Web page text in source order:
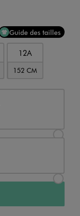
Guide des tailles
12A
152 CM